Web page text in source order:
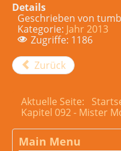
Details
Geschrieben von
Kategorie: Jahr 2013
Zugriffe: 1186
Zurück
Aktuelle Seite:
Kapitel 092 - Mister
Main Menu